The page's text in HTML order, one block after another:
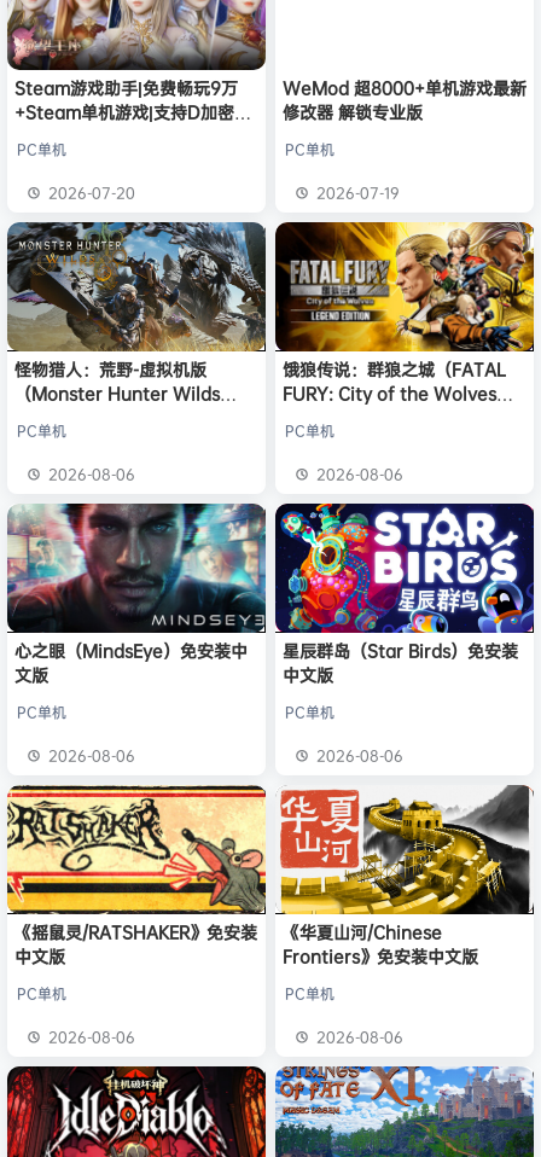
w******g 签到获取
欢迎w******g 加入本站
欢迎D****Z 加入本站
8小时前
欢迎有*酱 加入本站
10小时前
43 点积分
加入本站 8月6日
Steam游戏助手|免费畅玩9万
+Steam单机游戏|支持D加密以
PC单机
2026-07-20
WeMod 超8000+单机游戏最新
修改器 解锁专业版
PC单机
2026-07-19
怪物猎人：荒野-虚拟机版
（Monster Hunter Wilds
PC单机
2026-08-06
饿狼传说：群狼之城（FATAL
FURY: City of the Wolves）
PC单机
2026-08-06
心之眼（MindsEye）免安装中
文版
PC单机
2026-08-06
星辰群岛（Star Birds）免安装
中文版
PC单机
2026-08-06
《摇鼠灵/RATSHAKER》免安装
中文版
PC单机
2026-08-06
《华夏山河/Chinese
Frontiers》免安装中文版
PC单机
2026-08-06